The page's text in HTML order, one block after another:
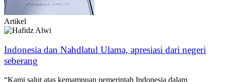
Artikel
Indonesia dan Nahdlatul Ulama, apresiasi dari negeri
seberang
“Kami salut atas kemampuan pemerintah Indonesia dalam